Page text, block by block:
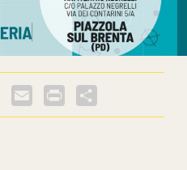
LinkedInEmail PrintFriendly